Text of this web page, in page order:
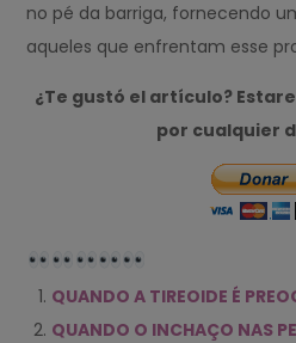
no pé da barriga, fornecendo
aqueles que enfrentam esse
¿Te gustó el artículo?
por cualquier
QUANDO A TIREOIDE É
QUANDO O INCHAÇO NAS